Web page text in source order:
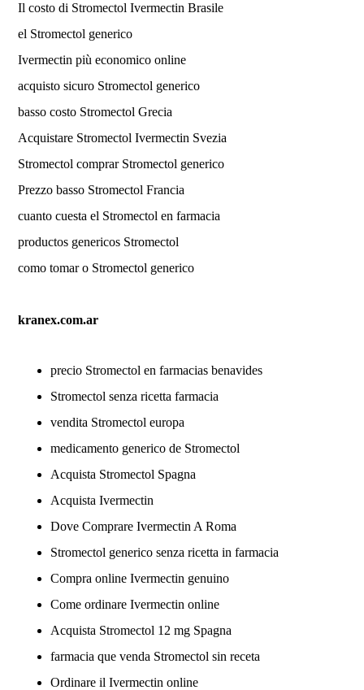
Il costo di Stromectol Ivermectin Brasile
el Stromectol generico
Ivermectin più economico online
acquisto sicuro Stromectol generico
basso costo Stromectol Grecia
Acquistare Stromectol Ivermectin Svezia
Stromectol comprar Stromectol generico
Prezzo basso Stromectol Francia
cuanto cuesta el Stromectol en farmacia
productos genericos Stromectol
como tomar o Stromectol generico
kranex.com.ar
precio Stromectol en farmacias benavides
Stromectol senza ricetta farmacia
vendita Stromectol europa
medicamento generico de Stromectol
Acquista Stromectol Spagna
Acquista Ivermectin
Dove Comprare Ivermectin A Roma
Stromectol generico senza ricetta in farmacia
Compra online Ivermectin genuino
Come ordinare Ivermectin online
Acquista Stromectol 12 mg Spagna
farmacia que venda Stromectol sin receta
Ordinare il Ivermectin online